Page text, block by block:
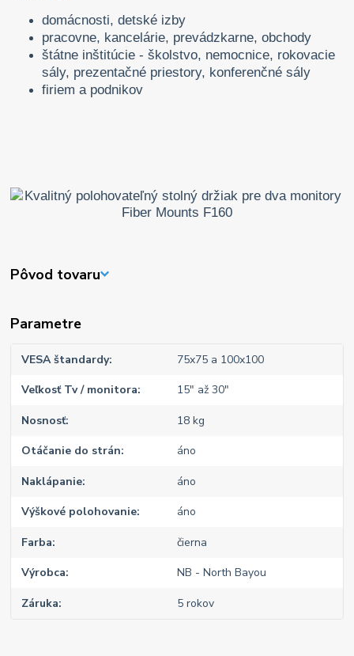
domácnosti, detské izby
pracovne, kancelárie, prevádzkarne, obchody
štátne inštitúcie - školstvo, nemocnice, rokovacie
sály, prezentačné priestory, konferenčné sály
firiem a podnikov
Pôvod tovaru
Parametre
VESA štandardy 75x75 a 100x100
Veľkosť Tv / monitora 15" až 30"
Nosnosť 18 kg
Otáčanie do strán áno
Naklápanie áno
Výškové polohovanie áno
Farba čierna
Výrobca NB - North Bayou
Záruka 5 rokov